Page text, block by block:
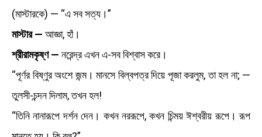
(মাস্টারকে) — “এ সব সত্য।”
মাস্টার — আজ্ঞা, হাঁ।
শ্রীরামকৃষ্ণ — নরেন্দ্র এখন এ-সব বিশ্বাস করে।
“পূর্ণর বিষ্ণুর অংশে জন্ম। মানসে বিল্বপত্র দিয়ে পূজা করলুম, তা হল না; —
তুলসী-চন্দন দিলাম, তখন হল!
“তিনি নানারূপে দর্শন দেন। কখন নররূপে, কখন চিন্ময় ঈশ্বরীয় রূপে। রূপ